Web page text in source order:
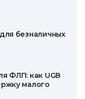
безналичных
ФЛП: как UGB
малого